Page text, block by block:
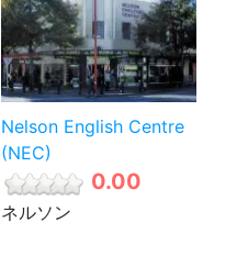
Nelson English Centre
(NEC)
0.00
ネルソン